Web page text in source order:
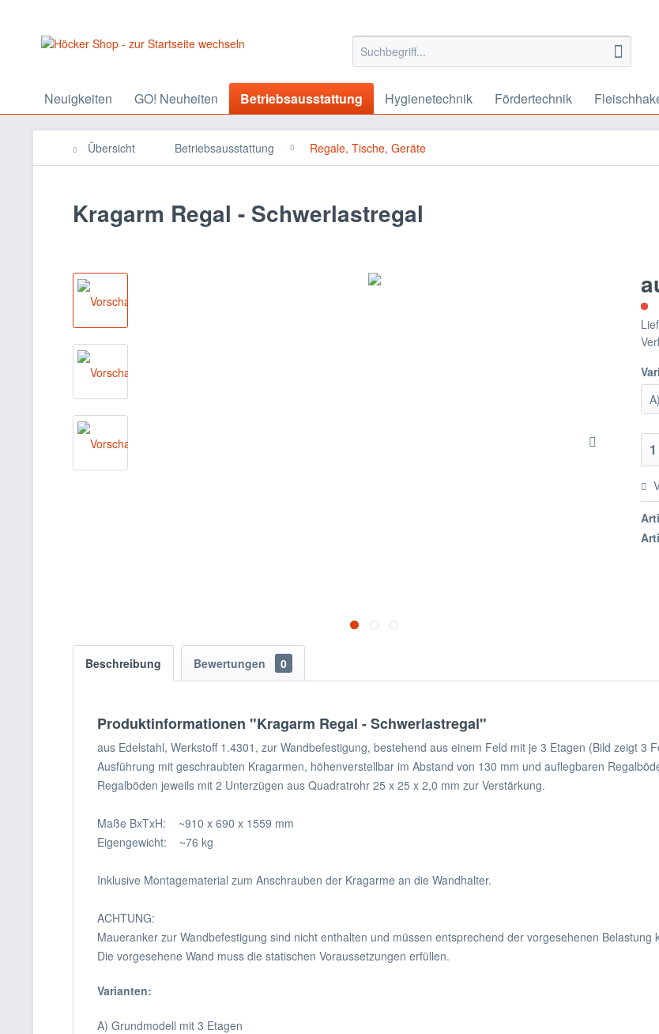
Neuigkeiten GO! Neuheiten Betriebsausstattung Hygienetechnik Fördertechnik
Übersicht Betriebsausstattung Regale, Tische, Geräte
Kragarm Regal - Schwerlastregal
Beschreibung Bewertungen 0
Produktinformationen "Kragarm Regal - Schwerlastregal"
aus Edelstahl, Werkstoff 1.4301, zur Wandbefestigung, bestehend aus einem Feld mit je 3 Etagen (Bild zeigt 3
Ausführung mit geschraubten Kragarmen, höhenverstellbar im Abstand von 130 mm und auflegbaren
Regalböden jeweils mit 2 Unterzügen aus Quadratrohr 25 x 25 x 2,0 mm zur Verstärkung.
Maße BxTxH: ~910 x 690 x 1559 mm
Eigengewicht: ~76 kg
Inklusive Montagematerial zum Anschrauben der Kragarme an die Wandhalter.
ACHTUNG:
Maueranker zur Wandbefestigung sind nicht enthalten und müssen entsprechend der vorgesehenen Belastung
Die vorgesehene Wand muss die statischen Voraussetzungen erfüllen.
Varianten:
A) Grundmodell mit 3 Etagen